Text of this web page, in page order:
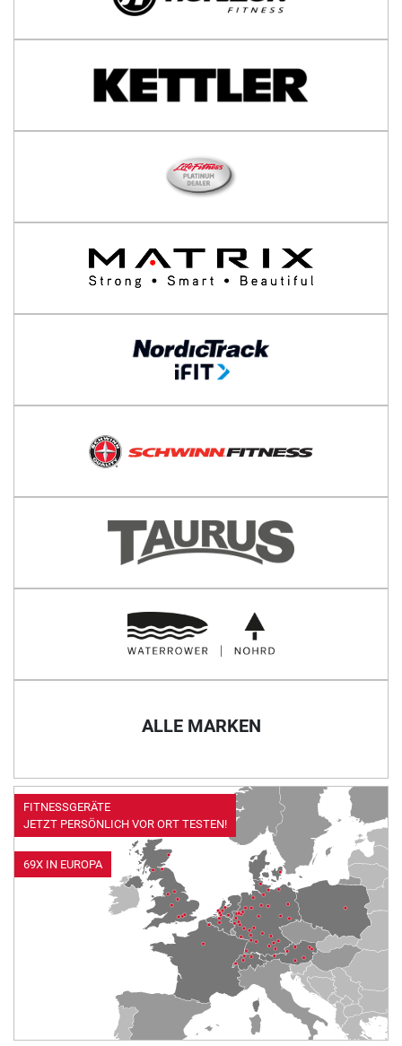
ALLE MARKEN
FITNESSGERÄTE
JETZT PERSÖNLICH VOR ORT TESTEN!
69X IN EUROPA